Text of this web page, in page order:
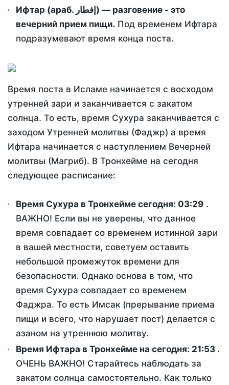
Ифтар (араб. إفطار) — разговение - это
вечерний прием пищи. Под временем Ифтара
подразумевают время конца поста.
Время поста в Исламе начинается с восходом
утренней зари и заканчивается с закатом
солнца. То есть, время Сухура заканчивается с
заходом Утренней молитвы (Фаджр) а время
Ифтара начинается с наступлением Вечерней
молитвы (Магриб). В Тронхейме на сегодня
следующее расписание:
Время Сухура в Тронхейме сегодня: 03:29 .
ВАЖНО! Если вы не уверены, что данное
время совпадает со временем истинной зари
в вашей местности, советуем оставить
небольшой промежуток времени для
безопасности. Однако основа в том, что
время Сухура совпадает со временем
Фаджра. То есть Имсак (прерывание приема
пищи и всего, что нарушает пост) делается с
азаном на утреннюю молитву.
Время Ифтара в Тронхейме на сегодня: 21:53 .
ОЧЕНЬ ВАЖНО! Старайтесь наблюдать за
закатом солнца самостоятельно. Как только